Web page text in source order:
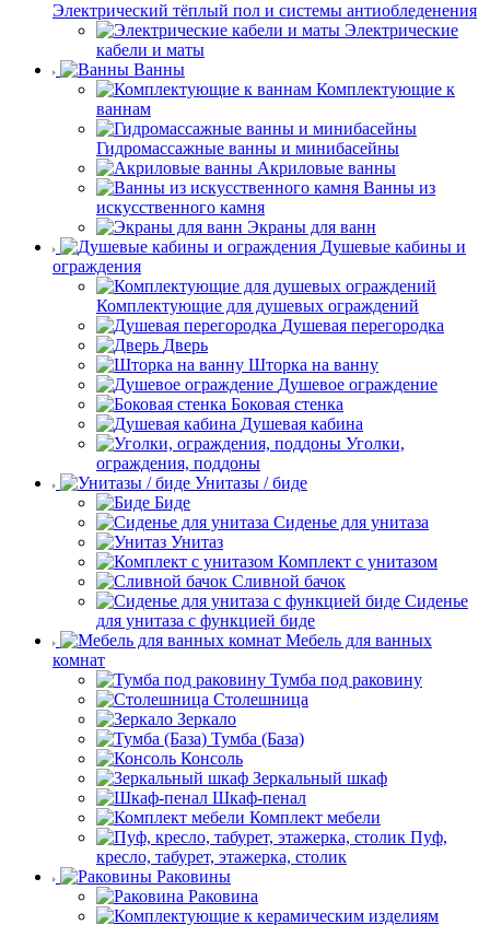
Электрический тёплый пол и системы антиобледенения
Электрические
кабели и маты
Ванны
Комплектующие к
ваннам
Гидромассажные ванны и минибасейны
Акриловые ванны
Ванны из
искусственного камня
Экраны для ванн
Душевые кабины и
ограждения
Комплектующие для душевых ограждений
Душевая перегородка
Дверь
Шторка на ванну
Душевое ограждение
Боковая стенка
Душевая кабина
Уголки,
ограждения, поддоны
Унитазы / биде
Биде
Сиденье для унитаза
Унитаз
Комплект с унитазом
Сливной бачок
Сиденье
для унитаза с функцией биде
Мебель для ванных
комнат
Тумба под раковину
Столешница
Зеркало
Тумба (База)
Консоль
Зеркальный шкаф
Шкаф-пенал
Комплект мебели
Пуф,
кресло, табурет, этажерка, столик
Раковины
Раковина